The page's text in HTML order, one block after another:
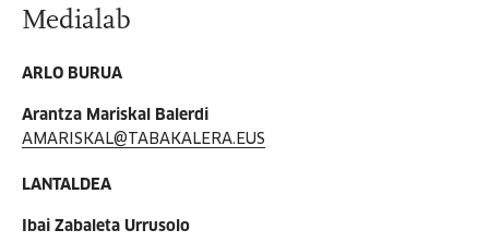
Medialab
ARLO BURUA
Arantza Mariskal Balerdi
AMARISKAL@TABAKALERA.EUS
LANTALDEA
Ibai Zabaleta Urrusolo